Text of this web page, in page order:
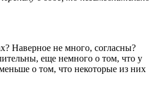
Наверное не много, согласны?
еще немного о том, что у
о том, что некоторые из них